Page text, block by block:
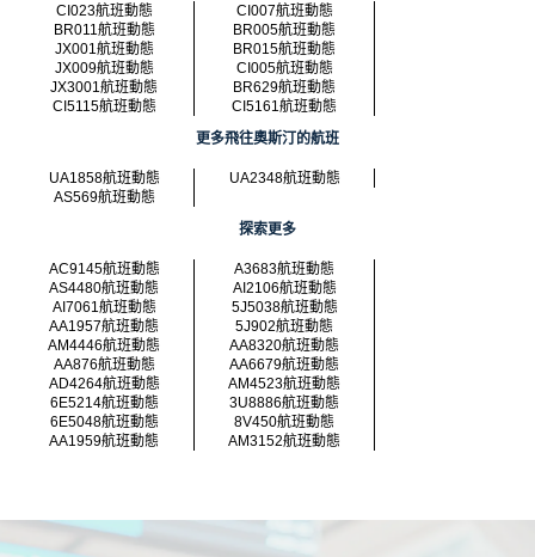
CI023航班動態
CI007航班動態
BR011航班動態
BR005航班動態
JX001航班動態
BR015航班動態
JX009航班動態
CI005航班動態
JX3001航班動態
BR629航班動態
CI5115航班動態
CI5161航班動態
更多飛往奧斯汀的航班
UA1858航班動態
UA2348航班動態
AS569航班動態
探索更多
AC9145航班動態
A3683航班動態
AS4480航班動態
AI2106航班動態
AI7061航班動態
5J5038航班動態
AA1957航班動態
5J902航班動態
AM4446航班動態
AA8320航班動態
AA876航班動態
AA6679航班動態
AD4264航班動態
AM4523航班動態
6E5214航班動態
3U8886航班動態
6E5048航班動態
8V450航班動態
AA1959航班動態
AM3152航班動態